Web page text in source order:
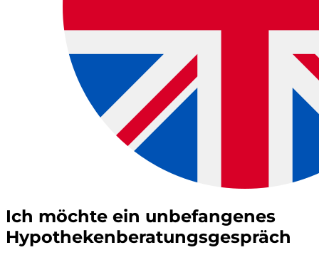
Ich möchte ein unbefangenes
Hypothekenberatungsgespräch